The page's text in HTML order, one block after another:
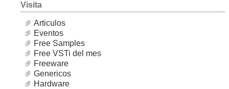
Visita
Articulos
Eventos
Free Samples
Free VSTi del mes
Freeware
Genericos
Hardware